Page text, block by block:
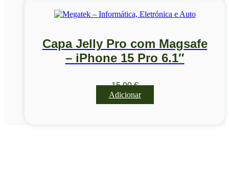
Capa Jelly Pro com Magsafe
– iPhone 15 Pro 6.1″
15,00€
Adicionar